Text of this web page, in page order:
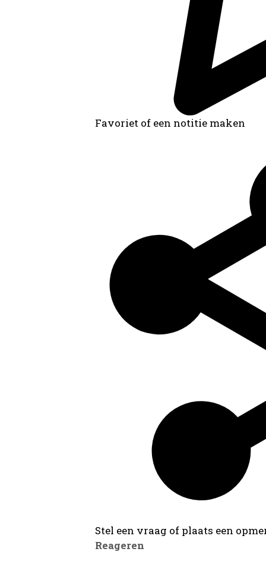
Favoriet of een notitie maken
Stel een vraag of plaats een
Reageren